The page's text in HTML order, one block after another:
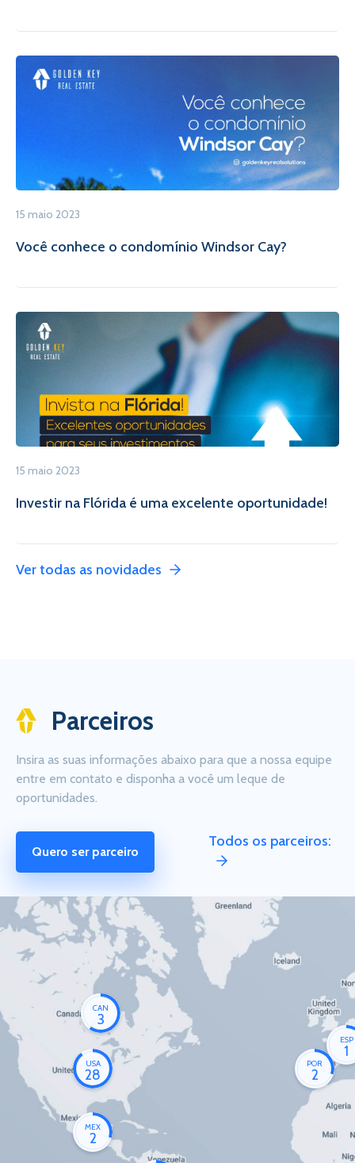
15 maio 2023
Você conhece o condomínio Windsor Cay?
15 maio 2023
Investir na Flórida é uma excelente oportunidade!
Ver todas as novidades
Parceiros
Insira as suas informações abaixo para que a nossa equipe
entre em contato e disponha a você um leque de
oportunidades.
Quero ser parceiro
Todos os parceiros:
CAN
3
USA
28
MEX
2
POR
2
ESP
1